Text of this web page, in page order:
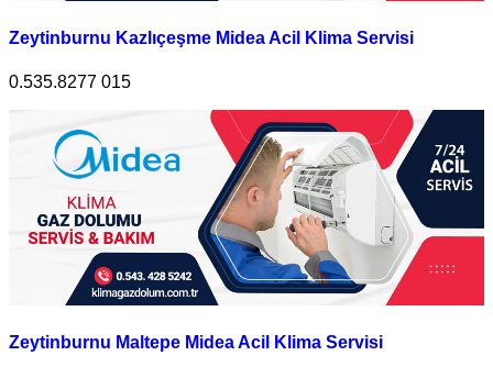
Zeytinburnu Kazlıçeşme Midea Acil Klima Servisi
0.535.8277 015
Zeytinburnu Maltepe Midea Acil Klima Servisi